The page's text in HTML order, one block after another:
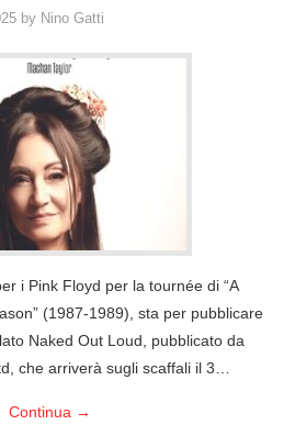
by Nino Gatti
i Pink Floyd per la tournée di “A
(1987-1989), sta per pubblicare
Naked Out Loud, pubblicato da
che arriverà sugli scaffali il 3…
Continua →